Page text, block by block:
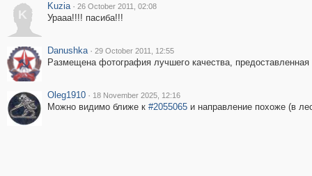
K
Kuzia · 26 October 2011, 02:08
Урааа!!!! пасиба!!!
Danushka · 29 October 2011, 12:55
Размещена фотография лучшего качества, предоставленная
Oleg1910 · 18 November 2025, 12:16
Можно видимо ближе к #2055065и направление похоже (в